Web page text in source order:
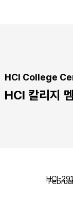
HCI College
HCI 칼리지
HCI-